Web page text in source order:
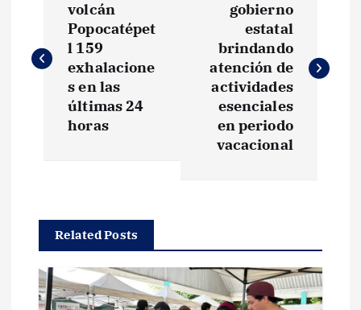
v
c
ó
volcán
Popocatépet
l 159
exhalacione
s en las
últimas 24
horas
gobierno
estatal
brindando
atención de
actividades
esenciales
en periodo
vacacional
Related Posts